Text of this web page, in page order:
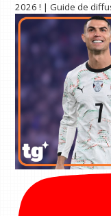
2026 ! | Guide de